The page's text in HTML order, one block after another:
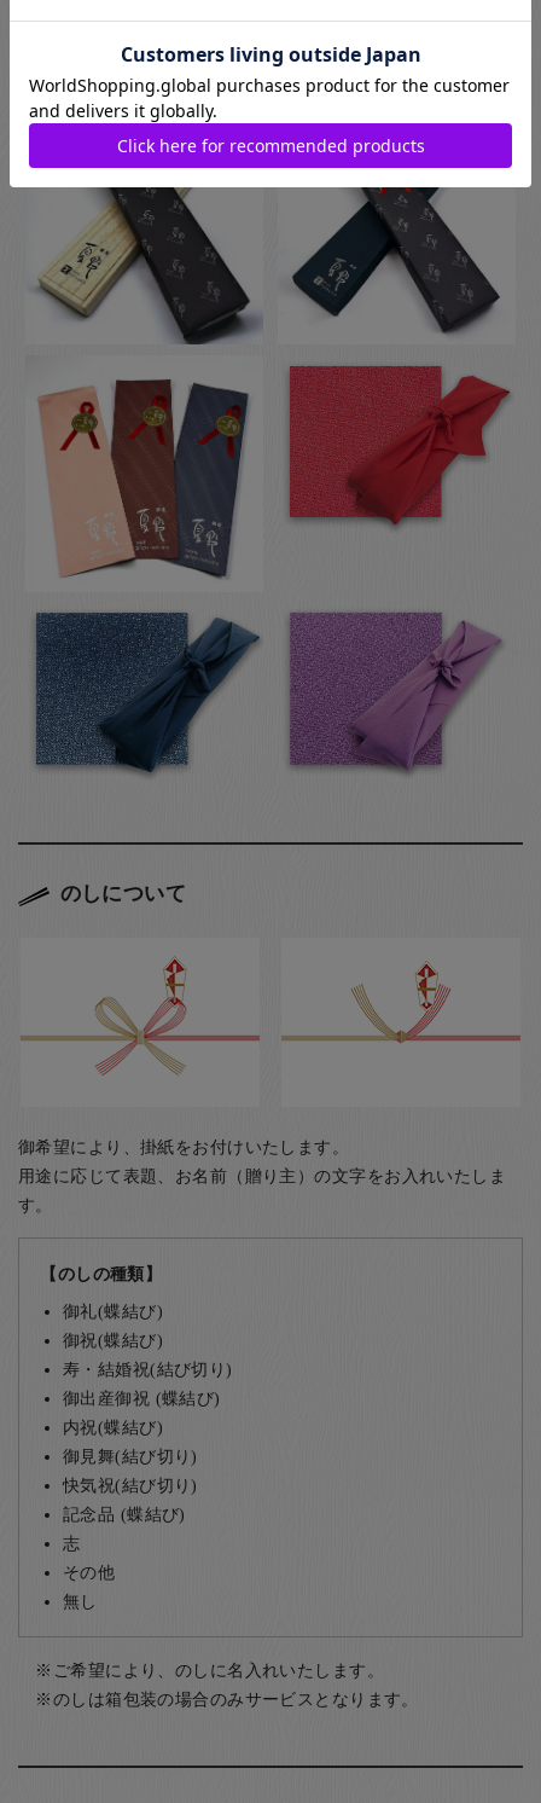
でさらに風呂敷でのラッピングもご指定いただけます。日本の
伝統的な贈り物のスタイルで、お箸のプレゼントにぴったりな
包装です。
のしについて
御希望により、掛紙をお付けいたします。
用途に応じて表題、お名前（贈り主）の文字をお入れいたしま
す。
【のしの種類】
御礼(蝶結び)
御祝(蝶結び)
寿・結婚祝(結び切り)
御出産御祝 (蝶結び)
内祝(蝶結び)
御見舞(結び切り)
快気祝(結び切り)
記念品 (蝶結び)
志
その他
無し
ご希望により、のしに名入れいたします。
のしは箱包装の場合のみサービスとなります。